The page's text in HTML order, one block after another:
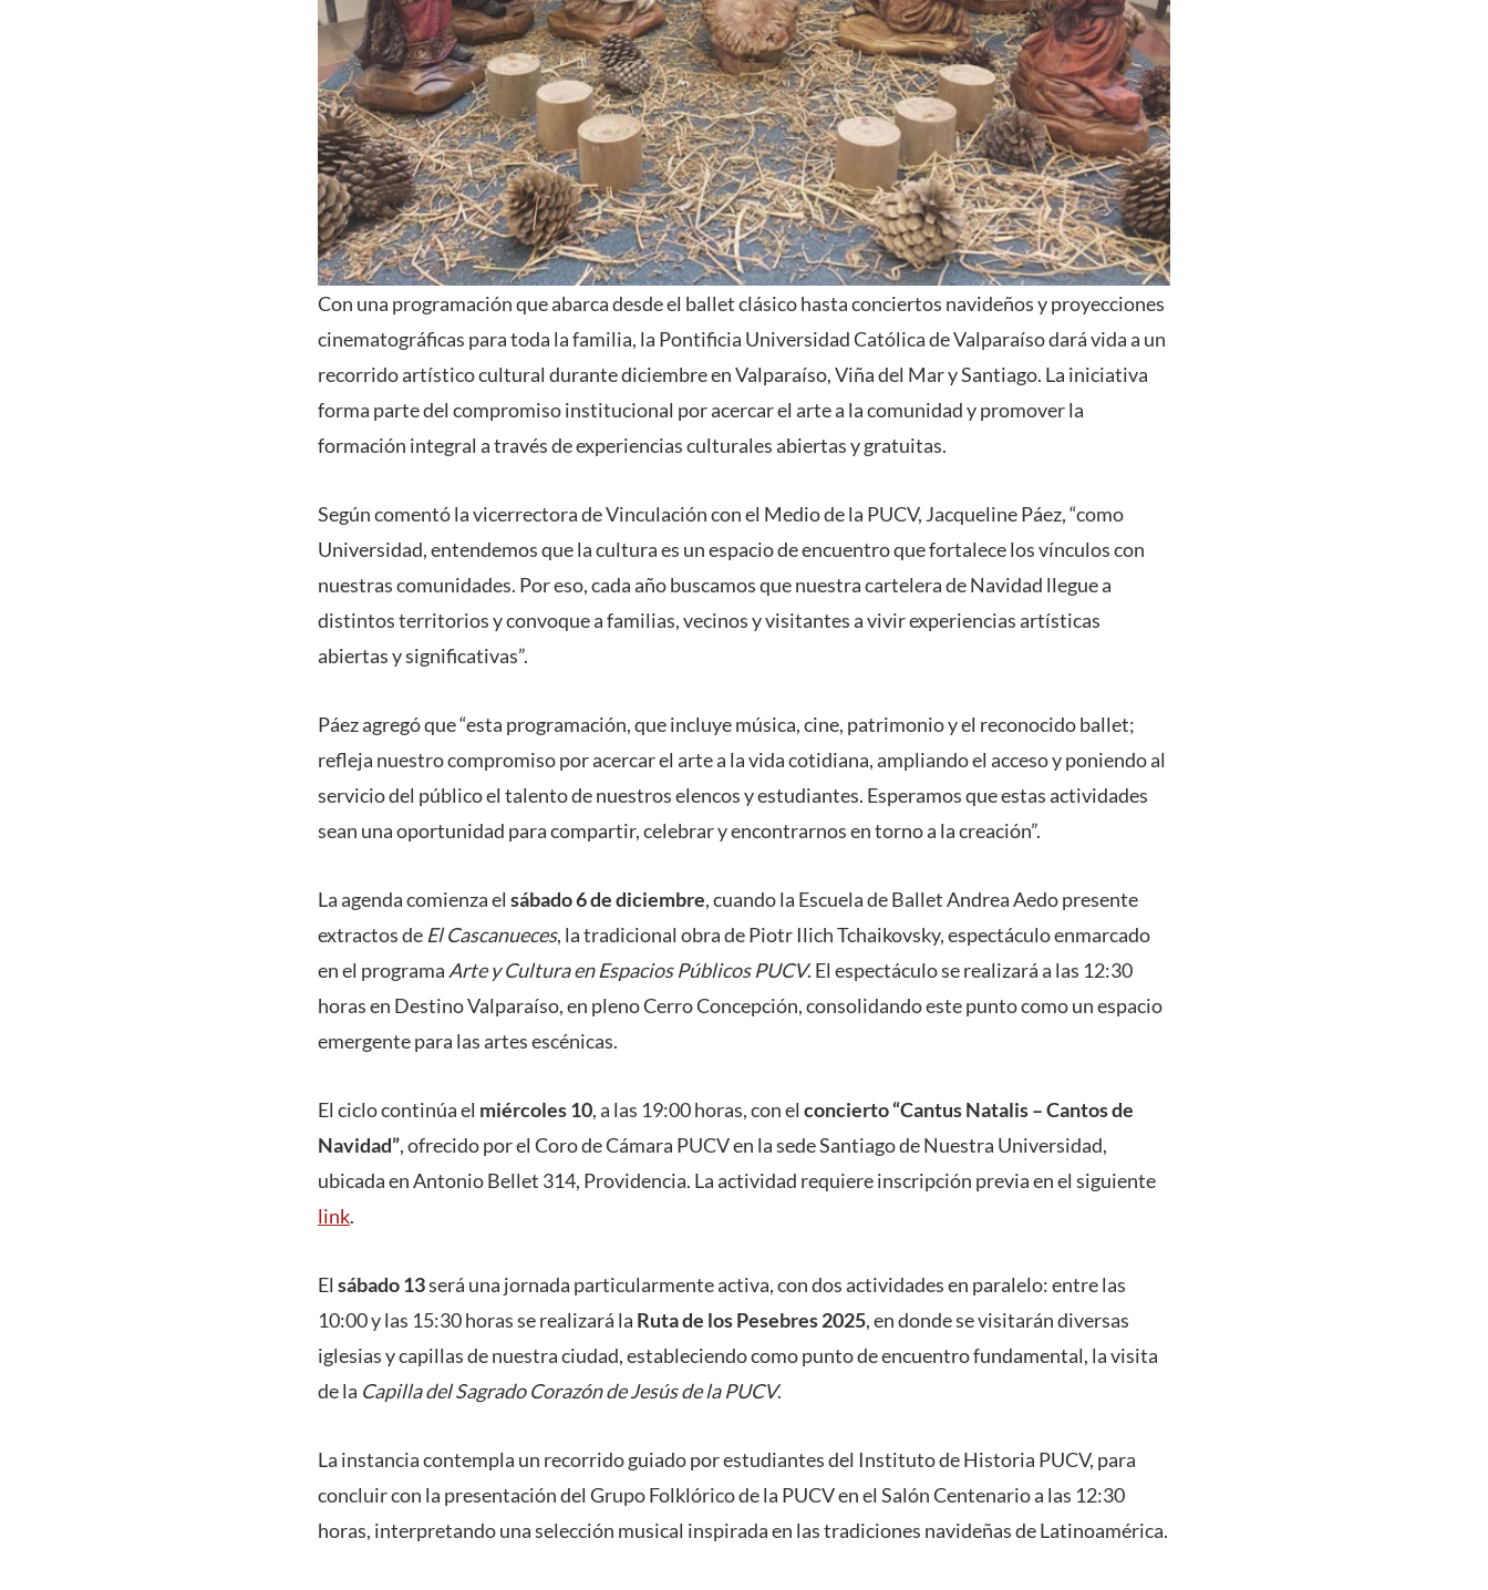
Con una programación que abarca desde el ballet clásico hasta conciertos navideños y proyecciones
cinematográficas para toda la familia, la Pontificia Universidad Católica de Valparaíso dará vida a un
recorrido artístico cultural durante diciembre en Valparaíso, Viña del Mar y Santiago. La iniciativa
forma parte del compromiso institucional por acercar el arte a la comunidad y promover la
formación integral a través de experiencias culturales abiertas y gratuitas.
Según comentó la vicerrectora de Vinculación con el Medio de la PUCV, Jacqueline Páez, “como
Universidad, entendemos que la cultura es un espacio de encuentro que fortalece los vínculos con
nuestras comunidades. Por eso, cada año buscamos que nuestra cartelera de Navidad llegue a
distintos territorios y convoque a familias, vecinos y visitantes a vivir experiencias artísticas
abiertas y significativas”.
Páez agregó que “esta programación, que incluye música, cine, patrimonio y el reconocido ballet;
refleja nuestro compromiso por acercar el arte a la vida cotidiana, ampliando el acceso y poniendo al
servicio del público el talento de nuestros elencos y estudiantes. Esperamos que estas actividades
sean una oportunidad para compartir, celebrar y encontrarnos en torno a la creación”.
La agenda comienza el sábado 6 de diciembre, cuando la Escuela de Ballet Andrea Aedo presente
extractos de El Cascanueces, la tradicional obra de Piotr Ilich Tchaikovsky, espectáculo enmarcado
en el programa Arte y Cultura en Espacios Públicos PUCV. El espectáculo se realizará a las 12:30
horas en Destino Valparaíso, en pleno Cerro Concepción, consolidando este punto como un espacio
emergente para las artes escénicas.
El ciclo continúa el miércoles 10, a las 19:00 horas, con el concierto “Cantus Natalis – Cantos de
Navidad”, ofrecido por el Coro de Cámara PUCV en la sede Santiago de Nuestra Universidad,
ubicada en Antonio Bellet 314, Providencia. La actividad requiere inscripción previa en el siguiente
link.
El sábado 13será una jornada particularmente activa, con dos actividades en paralelo: entre las
10:00 y las 15:30 horas se realizará la Ruta de los Pesebres 2025, en donde se visitarán diversas
iglesias y capillas de nuestra ciudad, estableciendo como punto de encuentro fundamental, la visita
de la Capilla del Sagrado Corazón de Jesús de la PUCV.
La instancia contempla un recorrido guiado por estudiantes del Instituto de Historia PUCV, para
concluir con la presentación del Grupo Folklórico de la PUCV en el Salón Centenario a las 12:30
horas, interpretando una selección musical inspirada en las tradiciones navideñas de Latinoamérica.